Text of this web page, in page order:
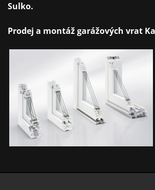
Sulko.
Prodej a montáž garážových vrat